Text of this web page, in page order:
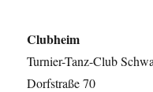
Clubheim
Turnier-Tanz-Club
Dorfstraße 70